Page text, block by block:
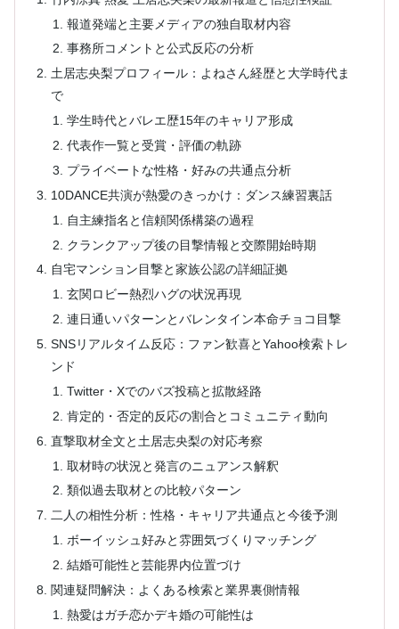
報道発端と主要メディアの独自取材内容
事務所コメントと公式反応の分析
土居志央梨プロフィール：よねさん経歴と大学時代ま
で
学生時代とバレエ歴15年のキャリア形成
代表作一覧と受賞・評価の軌跡
プライベートな性格・好みの共通点分析
10DANCE共演が熱愛のきっかけ：ダンス練習裏話
自主練指名と信頼関係構築の過程
クランクアップ後の目撃情報と交際開始時期
自宅マンション目撃と家族公認の詳細証拠
玄関ロビー熱烈ハグの状況再現
連日通いパターンとバレンタイン本命チョコ目撃
SNSリアルタイム反応：ファン歓喜とYahoo検索トレ
ンド
Twitter・Xでのバズ投稿と拡散経路
肯定的・否定的反応の割合とコミュニティ動向
直撃取材全文と土居志央梨の対応考察
取材時の状況と発言のニュアンス解釈
類似過去取材との比較パターン
二人の相性分析：性格・キャリア共通点と今後予測
ボーイッシュ好みと雰囲気づくりマッチング
結婚可能性と芸能界内位置づけ
関連疑問解決：よくある検索と業界裏側情報
熱愛はガチ恋かデキ婚の可能性は